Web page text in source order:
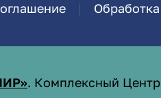
. Комплексный